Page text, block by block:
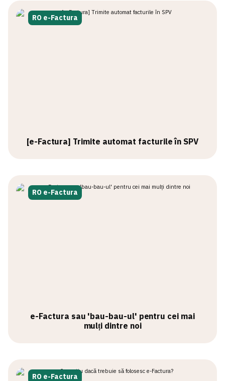
RO e-Factura
[e-Factura] Trimite automat facturile în SPV
RO e-Factura
e-Factura sau 'bau-bau-ul' pentru cei mai
mulți dintre noi
RO e-Factura